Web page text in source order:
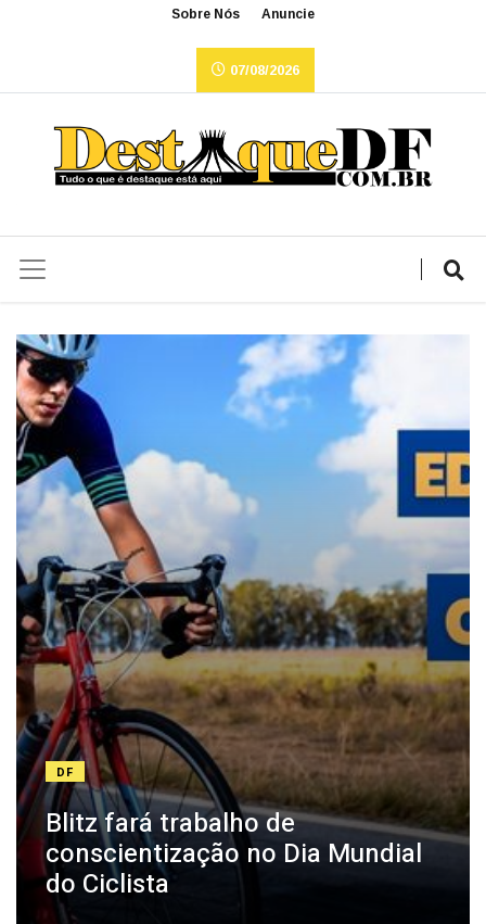
Sobre Nós Anuncie
07/08/2026
DF
Blitz fará trabalho de
conscientização no Dia Mundial
do Ciclista